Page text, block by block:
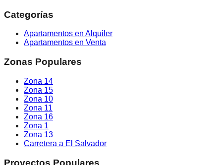
Categorías
Apartamentos en Alquiler
Apartamentos en Venta
Zonas Populares
Zona 14
Zona 15
Zona 10
Zona 11
Zona 16
Zona 1
Zona 13
Carretera a El Salvador
Proyectos Populares